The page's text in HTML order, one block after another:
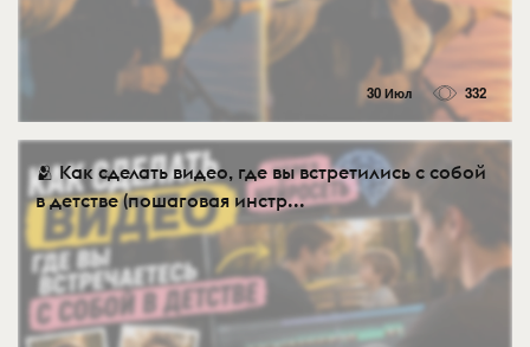
30 Июл 332
🫂 Как сделать видео, где вы встретились с собой
в детстве (пошаговая инстр...